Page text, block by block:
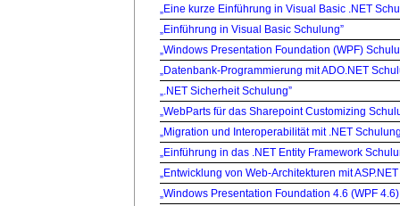
„Eine kurze Einführung in Visual Basic .NET
„Einführung in Visual Basic Schulung”
„Windows Presentation Foundation (WPF)
„Datenbank-Programmierung mit ADO.NET
„.NET Sicherheit Schulung”
„WebParts für das Sharepoint Customizing
„Migration und Interoperabilität mit .NET
„Einführung in das .NET Entity Framework
„Entwicklung von Web-Architekturen mit
„Windows Presentation Foundation 4.6 (WPF